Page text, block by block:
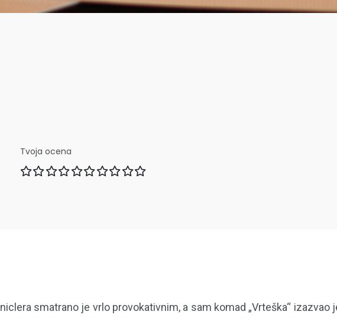
Tvoja ocena
smatrano je vrlo provokativnim, a sam komad „Vrteška“